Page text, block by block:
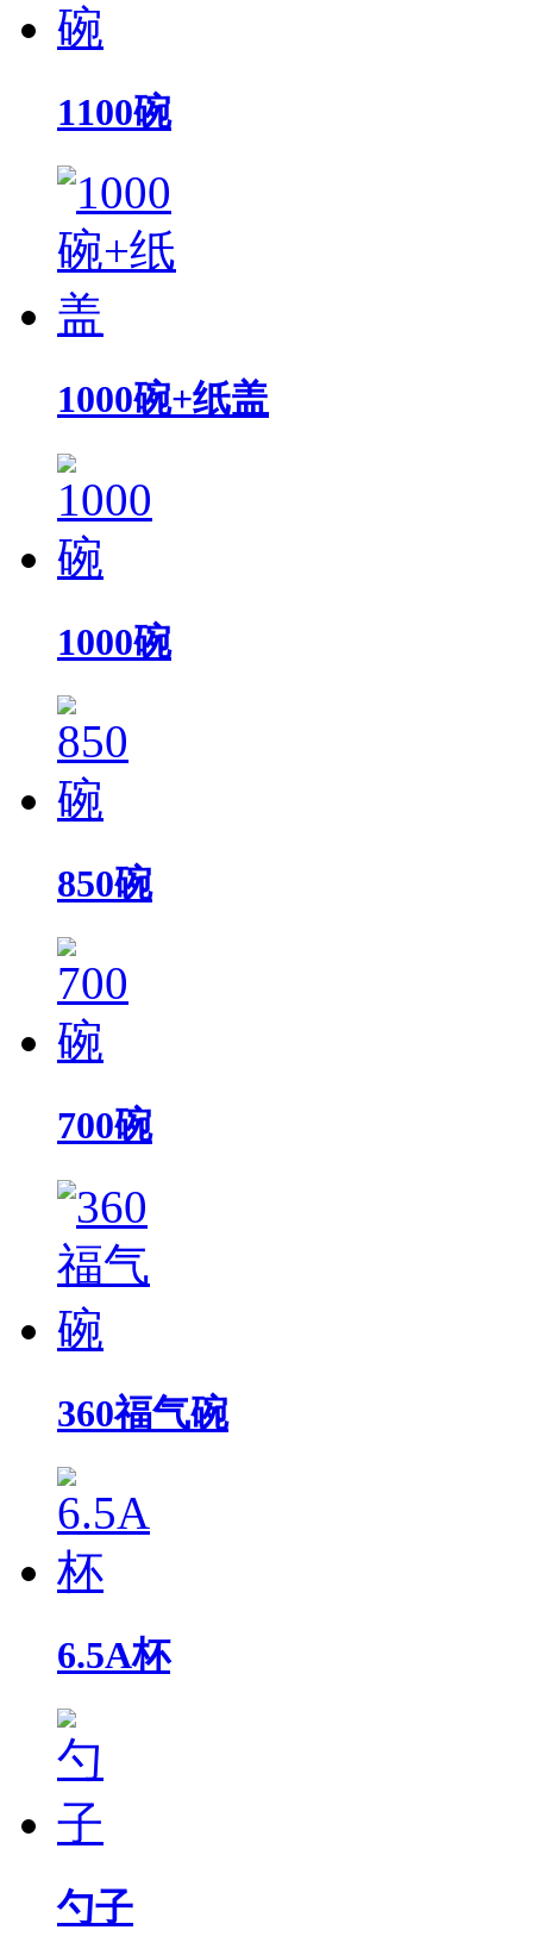
1100碗
1000碗+纸盖
1000碗
850碗
700碗
360福气碗
6.5A杯
勺子